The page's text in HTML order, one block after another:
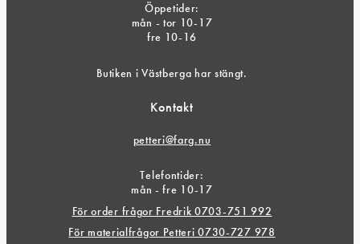
Öppetider:
mån - tor 10-17
fre 10-16
Butiken i Västberga har stängt.
Kontakt
petteri@farg.nu
Telefontider:
mån - fre 10-17
För order frågor Fredrik 0703-751 992
För materialfrågor Petteri 0730-727 978